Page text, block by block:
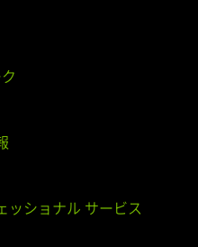
ッショナル サービス